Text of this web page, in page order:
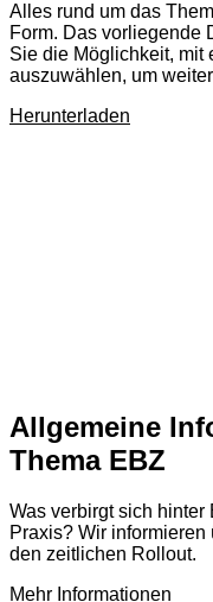
Alles rund um das
Form. Das vorliegende
Sie die Möglichkeit, mit
auszuwählen, um
Herunterladen
Allgemeine
Thema EBZ
Was verbirgt sich
Praxis? Wir
den zeitlichen Rollout.
Mehr Informationen